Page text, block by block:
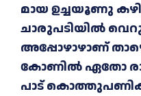
മായ ഉച്ചയൂണു
ചാരുപടിയിൽ
അപ്പോഴാഴാണ്
കോണിൽ ഏതോ
പാട്